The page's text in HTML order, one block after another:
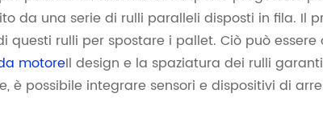
da una serie di rulli paralleli disposti in fila. Il
questi rulli per spostare i pallet. Ciò può
motoreIl design e la spaziatura dei rulli
è possibile integrare sensori e dispositivi di